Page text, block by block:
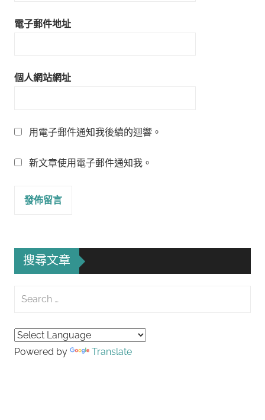
電子郵件地址
個人網站網址
用電子郵件通知我後續的迴響。
新文章使用電子郵件通知我。
搜尋文章
Search
Powered by Translate